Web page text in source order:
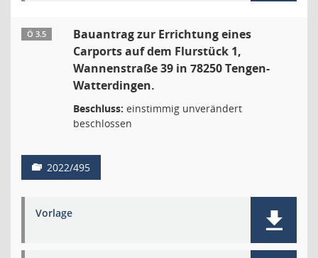
Ö 3.5
Bauantrag zur Errichtung eines
Carports auf dem Flurstück 1,
Wannenstraße 39 in 78250 Tengen-
Watterdingen.
Beschluss: einstimmig unverändert
beschlossen
2022/495
Vorlage